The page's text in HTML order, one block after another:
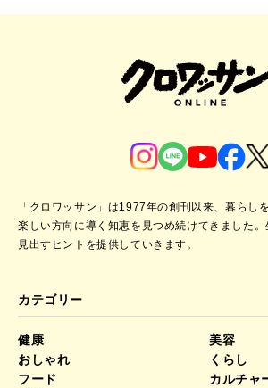
「クロワッサン」は1977年の創刊以来、暮らし
楽しい方向に導く知恵を見つめ続けてきました。
見出すヒントを提供していきます。
カテゴリー
健康
美容
おしゃれ
くらし
フード
カルチャ